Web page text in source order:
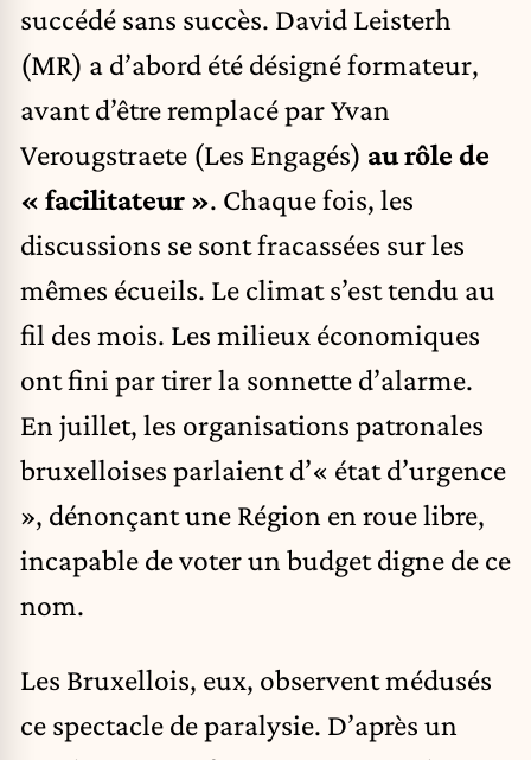
succédé sans succès. David Leisterh
(MR) a d’abord été désigné formateur,
avant d’être remplacé par Yvan
Verougstraete (Les Engagés) au rôle de
« facilitateur ». Chaque fois, les
discussions se sont fracassées sur les
mêmes écueils. Le climat s’est tendu au
fil des mois. Les milieux économiques
ont fini par tirer la sonnette d’alarme.
En juillet, les organisations patronales
bruxelloises parlaient d’« état d’urgence
», dénonçant une Région en roue libre,
incapable de voter un budget digne de ce
nom.
Les Bruxellois, eux, observent médusés
ce spectacle de paralysie. D’après un